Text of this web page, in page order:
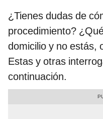
¿Tienes dudas de
procedimiento?
domicilio y no estás,
Estas y otras
continuación.